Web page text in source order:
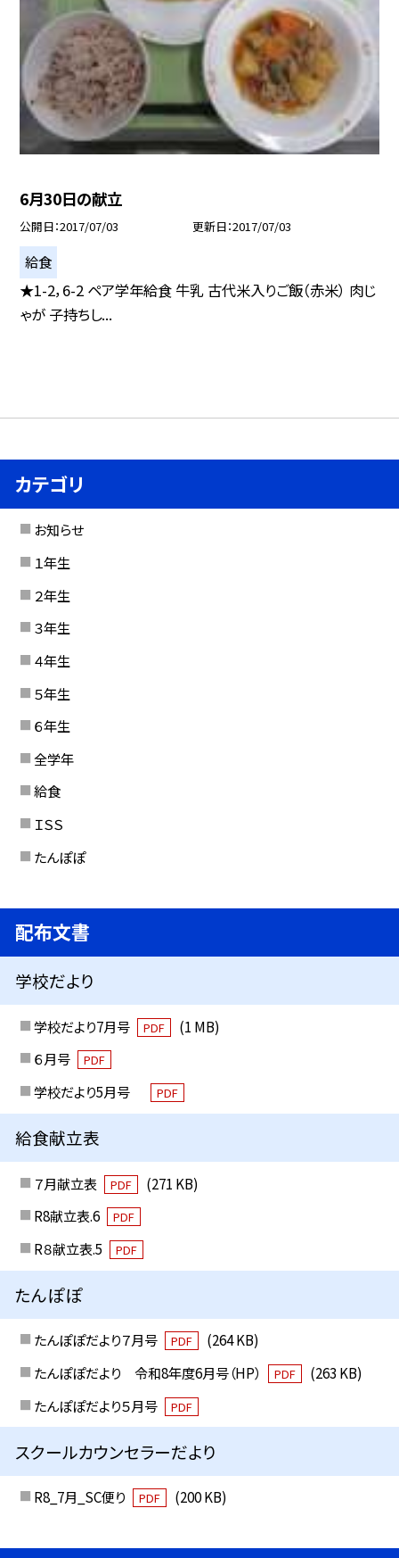
6月30日の献立
公開日 2017/07/03 更新日 2017/07/03
給食
★1-2，6-2 ペア学年給食 牛乳 古代米入りご飯（赤米） 肉じ
ゃが 子持ちし...
カテゴリ
お知らせ
１年生
２年生
３年生
４年生
５年生
６年生
全学年
給食
ＩＳＳ
たんぽぽ
配布文書
学校だより
学校だより7月号 PDF
(1 MB)
６月号
PDF
学校だより5月号 PDF
給食献立表
７月献立表 PDF
(271 KB)
R8献立表.6
PDF
R８献立表.5 PDF
たんぽぽ
たんぽぽだより７月号 PDF
(264 KB)
たんぽぽだより 令和8年度6月号（HP）
PDF
(263 KB)
たんぽぽだより５月号
PDF
スクールカウンセラーだより
R8_7月_SC便り PDF (200 KB)